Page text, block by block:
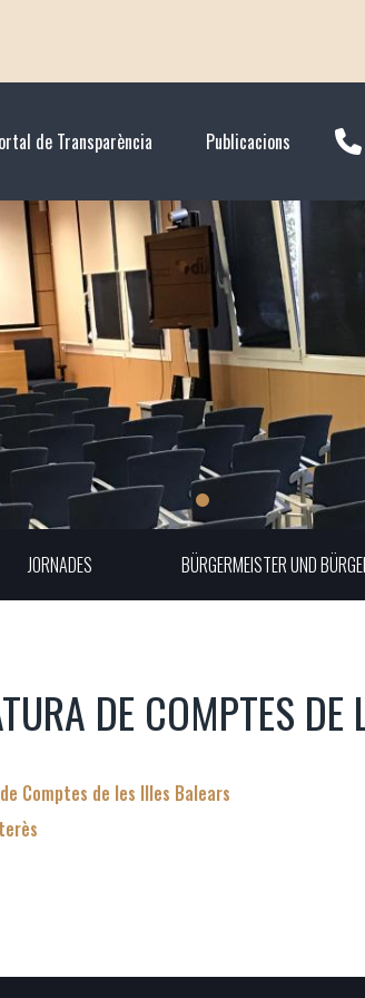
de Transparència Publicacions
JORNADES BÜRGERMEISTER UND
DE COMPTES DE
Comptes de les Illes Balears